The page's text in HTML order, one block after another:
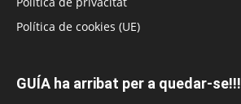
Política de cookies (UE)
GUÍA ha arribat per a quedar-se!!!